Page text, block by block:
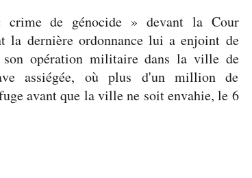
de génocide » devant la Cour
la dernière ordonnance lui a enjoint de
opération militaire dans la ville de
assiégée, où plus d'un million de
avant que la ville ne soit envahie, le 6